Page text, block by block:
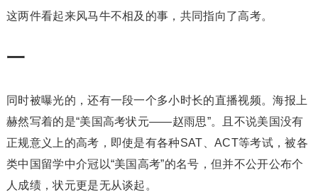
这两件看起来风马牛不相及的事，共同指向了高考。
一
同时被曝光的，还有一段一个多小时长的直播视频。海报上
赫然写着的是“美国高考状元——赵雨思”。且不说美国没有
正规意义上的高考，即使是有各种SAT、ACT等考试，被各
类中国留学中介冠以“美国高考”的名号，但并不公开公布个
人成绩，状元更是无从谈起。